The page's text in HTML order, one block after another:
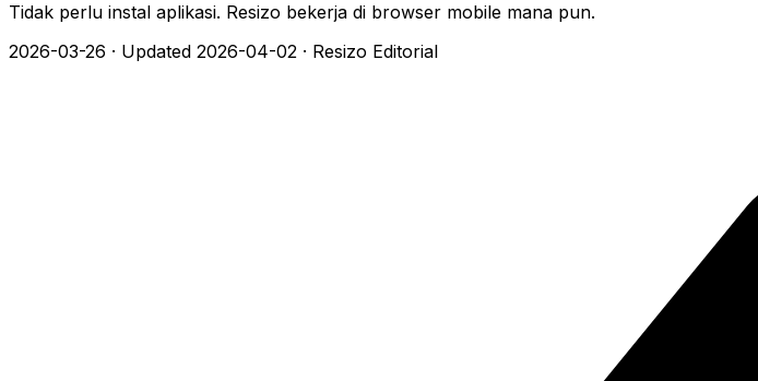
Tidak perlu instal aplikasi. Resizo bekerja di browser mobile mana pun.
2026-03-26 · Updated 2026-04-02 · Resizo Editorial